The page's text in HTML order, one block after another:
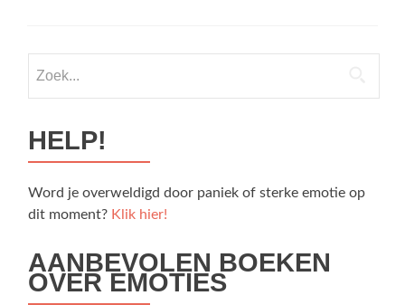
naar:
HELP!
Word je overweldigd door paniek of sterke emotie op
dit moment? Klik hier!
AANBEVOLEN BOEKEN
OVER EMOTIES